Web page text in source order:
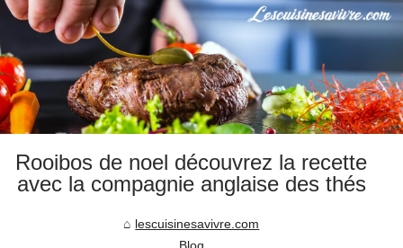
Rooibos de noel découvrez la recette
avec la compagnie anglaise des thés
lescuisinesavivre.com